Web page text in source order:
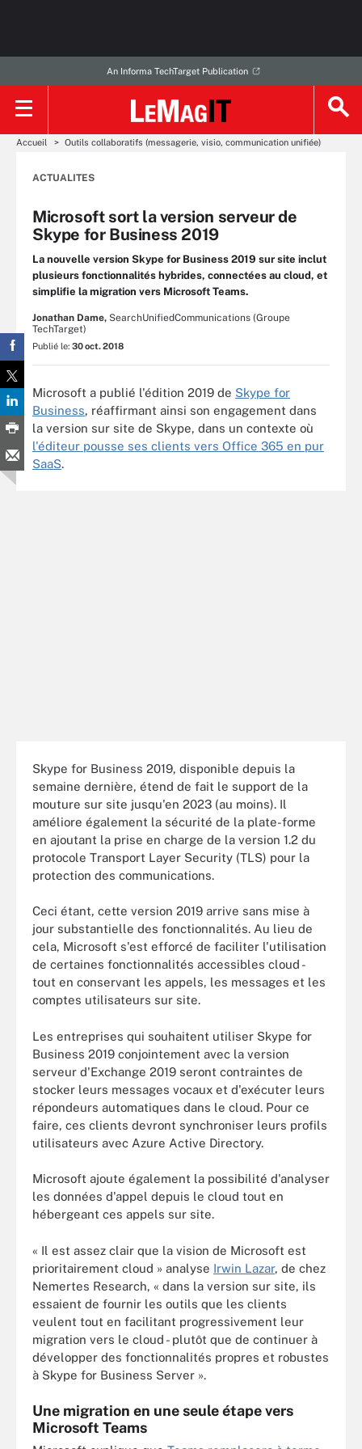
An Informa TechTarget Publication
Accueil Outils collaboratifs (messagerie, visio, communication unifiée)
ACTUALITES
Microsoft sort la version serveur de
Skype for Business 2019
La nouvelle version Skype for Business 2019 sur site inclut
plusieurs fonctionnalités hybrides, connectées au cloud, et
simplifie la migration vers Microsoft Teams.
Jonathan Dame, SearchUnifiedCommunications (Groupe
TechTarget)
Publié le: 30 oct. 2018
Microsoft a publié l'édition 2019 de Skype for
Business, réaffirmant ainsi son engagement dans
la version sur site de Skype, dans un contexte où
l'éditeur pousse ses clients vers Office 365 en pur
SaaS.
Skype for Business 2019, disponible depuis la
semaine dernière, étend de fait le support de la
mouture sur site jusqu'en 2023 (au moins). Il
améliore également la sécurité de la plate-forme
en ajoutant la prise en charge de la version 1.2 du
protocole Transport Layer Security (TLS) pour la
protection des communications.
Ceci étant, cette version 2019 arrive sans mise à
jour substantielle des fonctionnalités. Au lieu de
cela, Microsoft s'est efforcé de faciliter l'utilisation
de certaines fonctionnalités accessibles cloud -
tout en conservant les appels, les messages et les
comptes utilisateurs sur site.
Les entreprises qui souhaitent utiliser Skype for
Business 2019 conjointement avec la version
serveur d'Exchange 2019 seront contraintes de
stocker leurs messages vocaux et d'exécuter leurs
répondeurs automatiques dans le cloud. Pour ce
faire, ces clients devront synchroniser leurs profils
utilisateurs avec Azure Active Directory.
Microsoft ajoute également la possibilité d'analyser
les données d'appel depuis le cloud tout en
hébergeant ces appels sur site.
« Il est assez clair que la vision de Microsoft est
prioritairement cloud » analyse Irwin Lazar, de chez
Nemertes Research, « dans la version sur site, ils
essaient de fournir les outils que les clients
veulent tout en facilitant progressivement leur
migration vers le cloud - plutôt que de continuer à
développer des fonctionnalités propres et robustes
à Skype for Business Server ».
Une migration en une seule étape vers
Microsoft Teams